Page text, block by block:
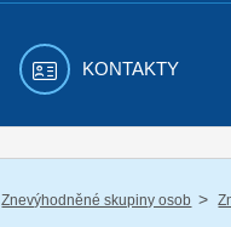
KONTAKTY
Znevýhodněné skupiny osob /